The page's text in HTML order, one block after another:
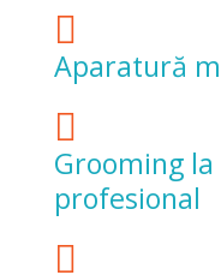
Aparatură
Grooming
profesional